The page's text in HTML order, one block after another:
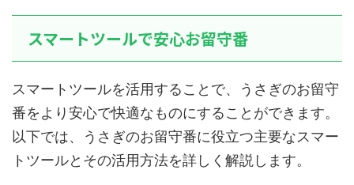
スマートツールで安心お留守番
スマートツールを活用することで、うさぎのお留守
番をより安心で快適なものにすることができます。
以下では、うさぎのお留守番に役立つ主要なスマー
トツールとその活用方法を詳しく解説します。